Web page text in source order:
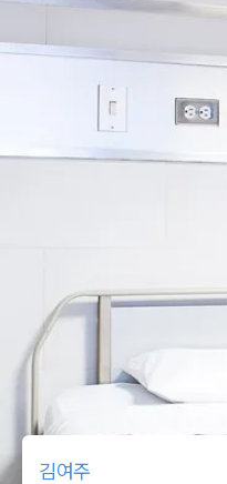
김여주